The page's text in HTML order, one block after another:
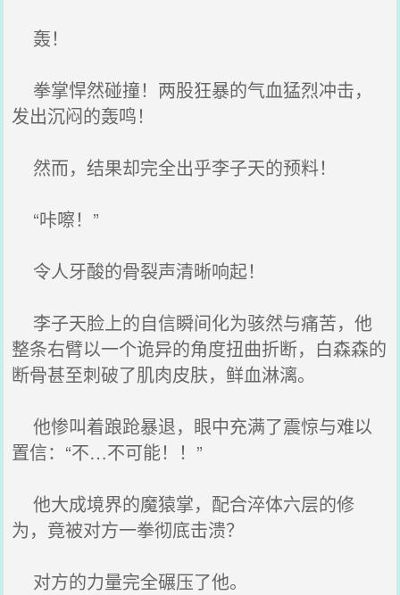
轰！
拳掌悍然碰撞！两股狂暴的气血猛烈冲击，
发出沉闷的轰鸣！
然而，结果却完全出乎李子天的预料！
“咔嚓！”
令人牙酸的骨裂声清晰响起！
李子天脸上的自信瞬间化为骇然与痛苦，他
整条右臂以一个诡异的角度扭曲折断，白森森的
断骨甚至刺破了肌肉皮肤，鲜血淋漓。
他惨叫着踉跄暴退，眼中充满了震惊与难以
置信：“不…不可能！！”
他大成境界的魔猿掌，配合淬体六层的修
为，竟被对方一拳彻底击溃？
对方的力量完全碾压了他。